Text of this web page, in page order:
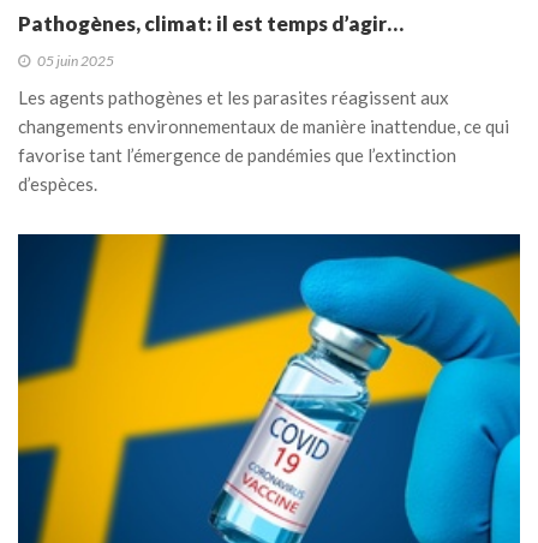
Pathogènes, climat: il est temps d’agir…
05 juin 2025
Les agents pathogènes et les parasites réagissent aux
changements environnementaux de manière inattendue, ce qui
favorise tant l’émergence de pandémies que l’extinction
d’espèces.